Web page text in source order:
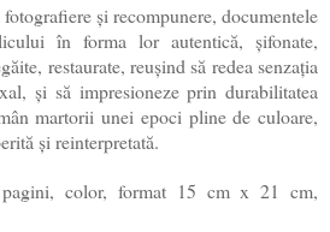
şi recompunere, documentele
în forma lor autentică, şifonate,
restaurate, reuşind să redea senzaţia
şi să impresioneze prin durabilitatea
martorii unei epoci pline de culoare,
şi reinterpretată.
color, format 15 cm x 21 cm,